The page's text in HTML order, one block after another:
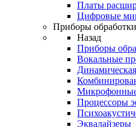
Платы
Цифровые
Приборы обработки
Назад
Приборы
Вокальные
Процессоры
Эквалайзеры